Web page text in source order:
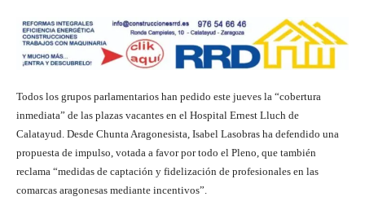
Todos los grupos parlamentarios han pedido este jueves la “cobertura
inmediata” de las plazas vacantes en el Hospital Ernest Lluch de
Calatayud. Desde Chunta Aragonesista, Isabel Lasobras ha defendido una
propuesta de impulso, votada a favor por todo el Pleno, que también
reclama “medidas de captación y fidelización de profesionales en las
comarcas aragonesas mediante incentivos”.